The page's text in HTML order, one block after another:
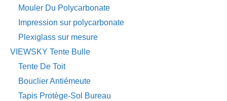
Mouler Du Polycarbonate
Impression sur polycarbonate
Plexiglass sur mesure
VIEWSKY Tente Bulle
Tente De Toit
Bouclier Antiémeute
Tapis Protège-Sol Bureau